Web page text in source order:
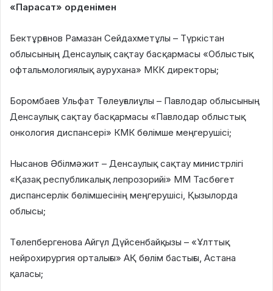
«Парасат» орденімен
Бектұрғанов Рамазан Сейдахметұлы – Түркістан
облысының Денсаулық сақтау басқармасы «Облыстық
офтальмологиялық аурухана» МКК директоры;
Боромбаев Ульфат Төлеуғалиұлы – Павлодар облысының
Денсаулық сақтау басқармасы «Павлодар облыстық
онкология диспансері» КМК бөлімше меңгерушісі;
Нысанов Әбілмәжит – Денсаулық сақтау министрлігі
«Қазақ республикалық лепрозорийі» ММ Тасбөгет
диспансерлік бөлімшесінің меңгерушісі, Қызылорда
облысы;
Төлепбергенова Айгүл Дүйсенбайқызы – «Ұлттық
нейрохирургия орталығы» АҚ бөлім бастығы, Астана
қаласы;